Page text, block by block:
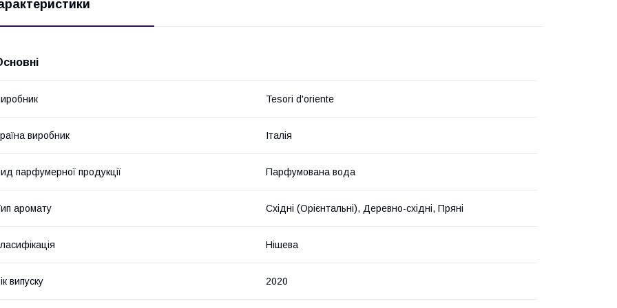
Tesori d'oriente
виробник Італія
парфумерної продукції Парфумована вода
аромату Східні (Орієнтальні), Деревно-східні, Пряні
Нішева
випуску 2020